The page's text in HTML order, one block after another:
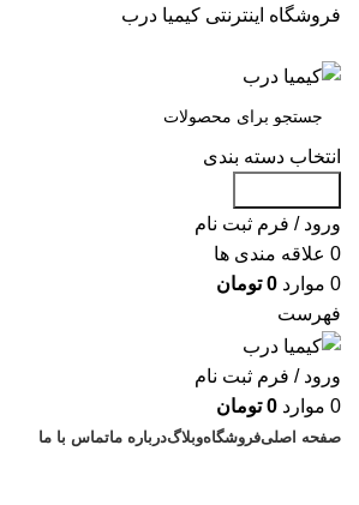
فروشگاه اینترنتی کیمیا درب
انتخاب دسته بندی
ورود / فرم ثبت نام
0 علاقه مندی ها
0 موارد 0 تومان
فهرست
ورود / فرم ثبت نام
0 موارد 0 تومان
صفحه اصلیفروشگاهوبلاگدرباره ماتماس با ما